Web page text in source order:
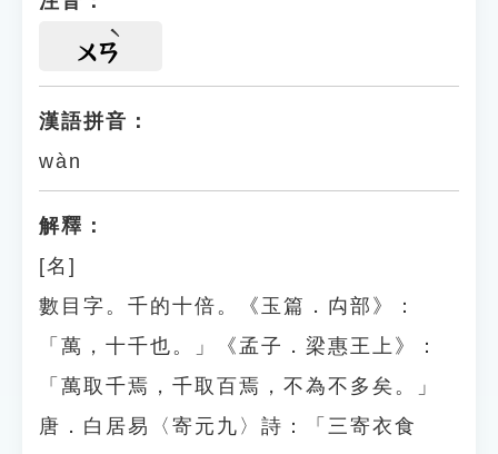
ㄨㄢ
漢語拼音：
wàn
解釋：
[名]
數目字。千的十倍。《玉篇．禸部》：
「萬，十千也。」《孟子．梁惠王上》：
「萬取千焉，千取百焉，不為不多矣。」
唐．白居易〈寄元九〉詩：「三寄衣食